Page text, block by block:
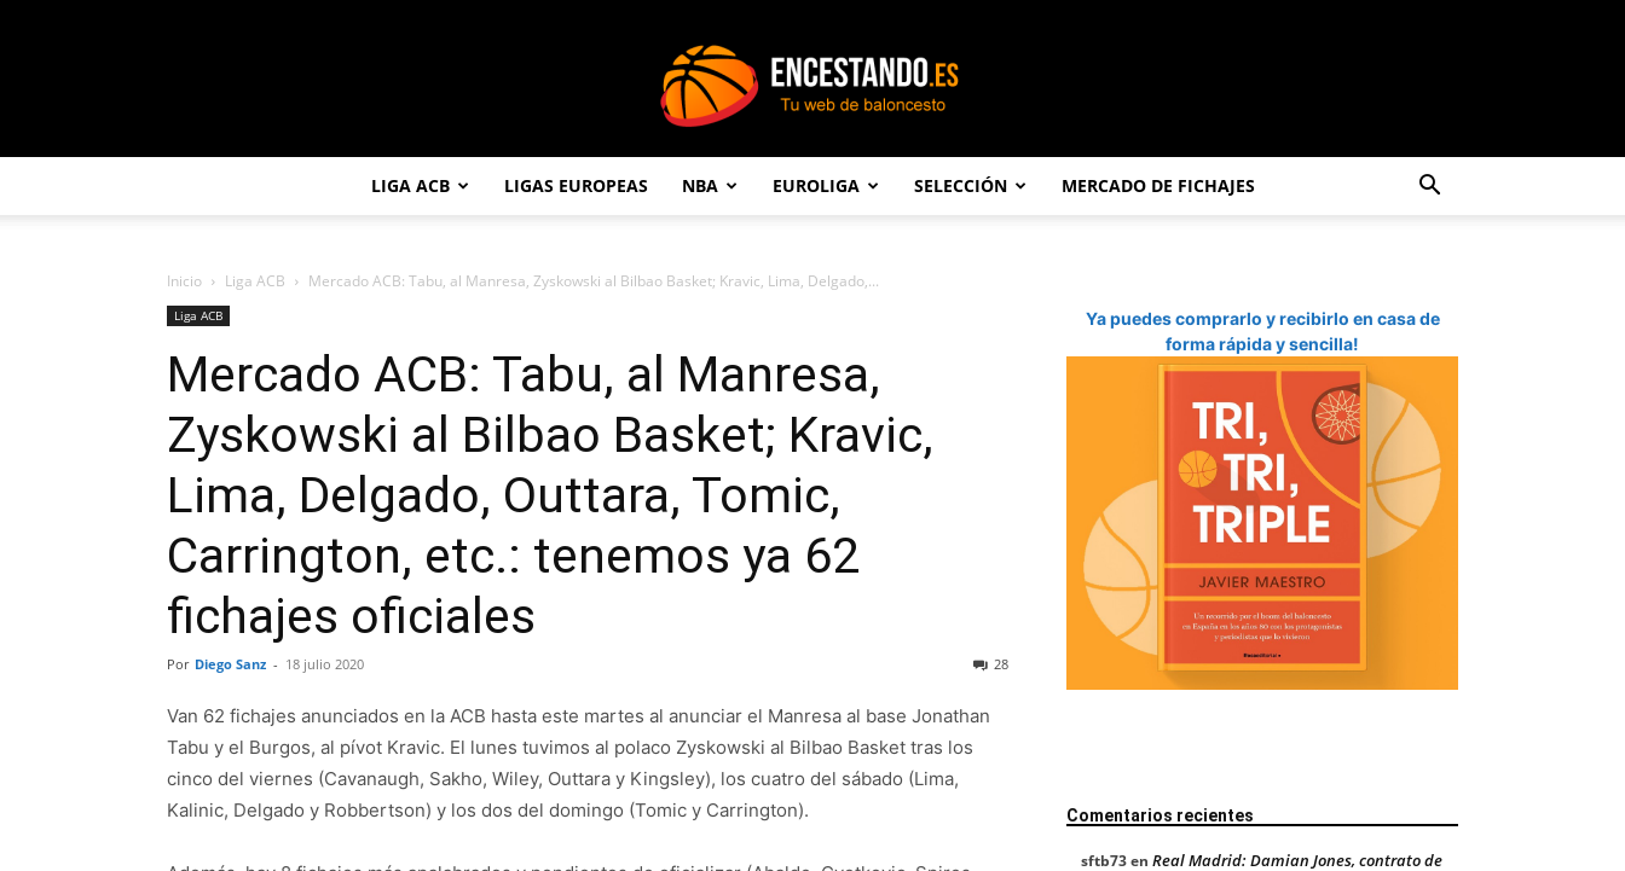
LIGA ACB LIGAS EUROPEAS NBA EUROLIGA SELECCIÓN MERCADO DE FICHAJES
Inicio Liga ACB Mercado ACB: Tabu, al Manresa, Zyskowski al Bilbao Basket; Kravic, Lima, Delgado,...
Liga ACB
Mercado ACB: Tabu, al Manresa,
Zyskowski al Bilbao Basket; Kravic,
Lima, Delgado, Outtara, Tomic,
Carrington, etc.: tenemos ya 62
fichajes oficiales
Por Diego Sanz - 18 julio 2020 28
Van 62 fichajes anunciados en la ACB hasta este martes al anunciar el Manresa al base Jonathan
Tabu y el Burgos, al pívot Kravic. El lunes tuvimos al polaco Zyskowski al Bilbao Basket tras los
cinco del viernes (Cavanaugh, Sakho, Wiley, Outtara y Kingsley), los cuatro del sábado (Lima,
Kalinic, Delgado y Robbertson) y los dos del domingo (Tomic y Carrington).
Ya puedes comprarlo y recibirlo en casa de
forma rápida y sencilla!
Comentarios recientes
sftb73en Real Madrid: Damian Jones, contrato de